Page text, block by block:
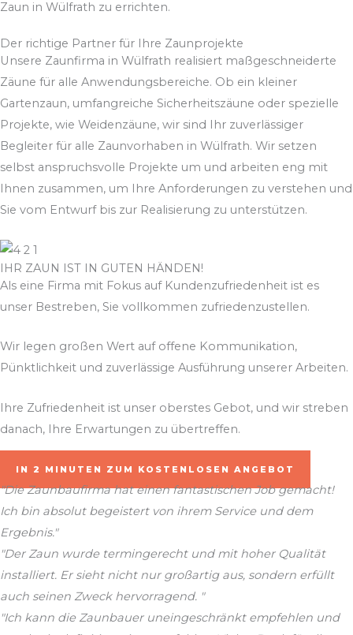
Zaun in Wülfrath zu errichten.
Der richtige Partner für Ihre Zaunprojekte
Unsere Zaunfirma in Wülfrath realisiert maßgeschneiderte
Zäune für alle Anwendungsbereiche. Ob ein kleiner
Gartenzaun, umfangreiche Sicherheitszäune oder spezielle
Projekte, wie Weidenzäune, wir sind Ihr zuverlässiger
Begleiter für alle Zaunvorhaben in Wülfrath. Wir setzen
selbst anspruchsvolle Projekte um und arbeiten eng mit
Ihnen zusammen, um Ihre Anforderungen zu verstehen und
Sie vom Entwurf bis zur Realisierung zu unterstützen.
IHR ZAUN IST IN GUTEN HÄNDEN!
Als eine Firma mit Fokus auf Kundenzufriedenheit ist es
unser Bestreben, Sie vollkommen zufriedenzustellen.
Wir legen großen Wert auf offene Kommunikation,
Pünktlichkeit und zuverlässige Ausführung unserer Arbeiten.
Ihre Zufriedenheit ist unser oberstes Gebot, und wir streben
danach, Ihre Erwartungen zu übertreffen.
IN 2 MINUTEN ZUM KOSTENLOSEN ANGEBOT
"Die Zaunbaufirma hat einen fantastischen Job gemacht!
Ich bin absolut begeistert von ihrem Service und dem
Ergebnis."
"Der Zaun wurde termingerecht und mit hoher Qualität
installiert. Er sieht nicht nur großartig aus, sondern erfüllt
auch seinen Zweck hervorragend. "
"Ich kann die Zaunbauer uneingeschränkt empfehlen und